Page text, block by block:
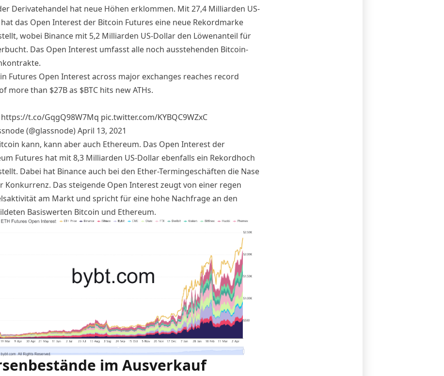
Derivatehandel hat neue Höhen erklommen. Mit 27,4 Milliarden US-
das Open Interest der Bitcoin Futures eine neue Rekordmarke
wobei Binancemit 5,2 Milliarden US-Dollar den Löwenanteil für
Das Open Interest umfasst alle noch ausstehenden Bitcoin-
Futures Open Interest across major exchanges reaches record
more than $27B as $BTChits new ATHs.
https://t.co/GqgQ98W7Mq pic.twitter.com/KYBQC9WZxC
(@glassnode)April 13, 2021
kann, kann aber auch Ethereum. Das Open Interest der
Futures hat mit 8,3 Milliarden US-Dollar ebenfalls ein Rekordhoch
Dabei hat Binance auch bei den Ether-Termingeschäften die Nase
Konkurrenz. Das steigende Open Interest zeugt von einer regen
am Markt und spricht für eine hohe Nachfrage an den
Basiswerten Bitcoin und Ethereum.
im Ausverkauf